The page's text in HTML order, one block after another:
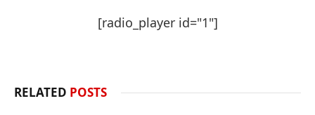
[radio_player id="1"]
RELATED POSTS